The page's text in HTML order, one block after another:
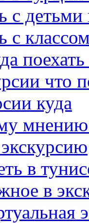
с
с
что
куда
мнению
в
в